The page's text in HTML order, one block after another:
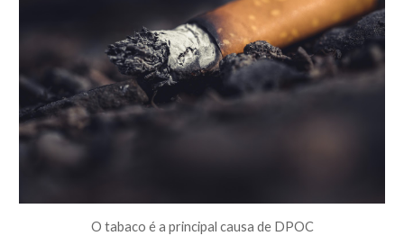
O tabaco é a principal causa de DPOC